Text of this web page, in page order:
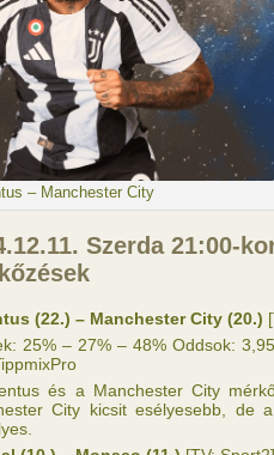
– Manchester City
Szerda 21:00-
(22.) – Manchester City (20.)
25% – 27% – 48% Oddsok:
és a Manchester City
City kicsit esélyesebb, de